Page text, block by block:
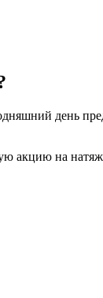
день
акцию на